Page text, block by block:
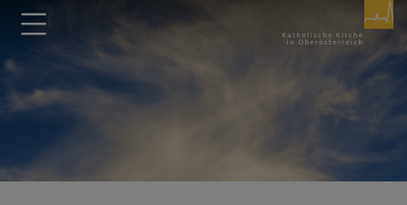
Seite durchsuchen nach ...
Barrierefreiheit Einstellungen
Schriftgröße
AAA